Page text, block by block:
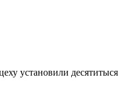
установили